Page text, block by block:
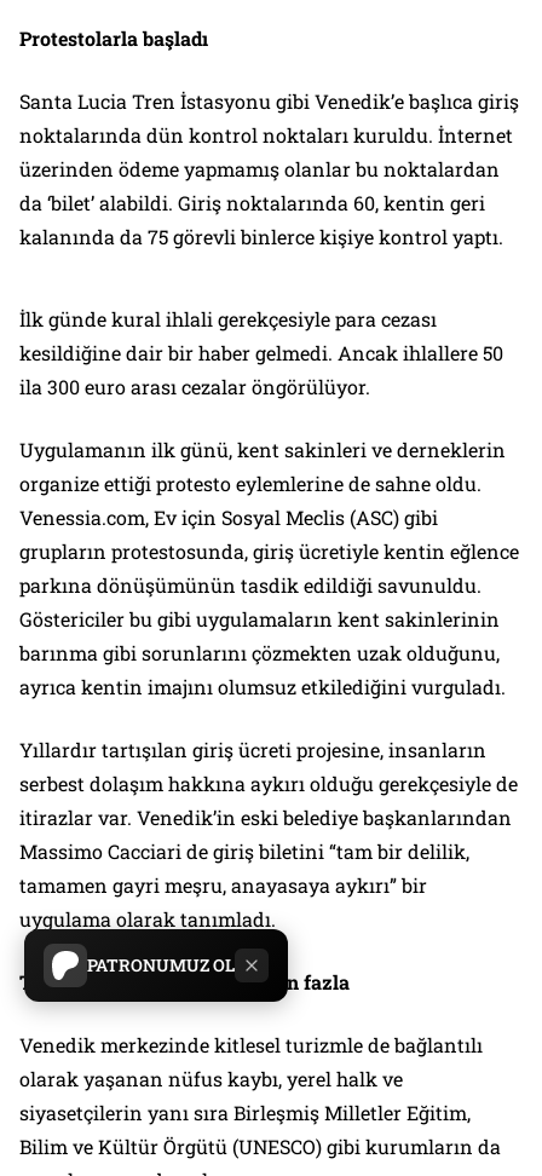
PATRONUMUZ OL
Protestolarla başladı
Santa Lucia Tren İstasyonu gibi Venedik’e başlıca giriş
noktalarında dün kontrol noktaları kuruldu. İnternet
üzerinden ödeme yapmamış olanlar bu noktalardan
da ‘bilet’ alabildi. Giriş noktalarında 60, kentin geri
kalanında da 75 görevli binlerce kişiye kontrol yaptı.
İlk günde kural ihlali gerekçesiyle para cezası
kesildiğine dair bir haber gelmedi. Ancak ihlallere 50
ila 300 euro arası cezalar öngörülüyor.
Uygulamanın ilk günü, kent sakinleri ve derneklerin
organize ettiği protesto eylemlerine de sahne oldu.
Venessia.com, Ev için Sosyal Meclis (ASC) gibi
grupların protestosunda, giriş ücretiyle kentin eğlence
parkına dönüşümünün tasdik edildiği savunuldu.
Göstericiler bu gibi uygulamaların kent sakinlerinin
barınma gibi sorunlarını çözmekten uzak olduğunu,
ayrıca kentin imajını olumsuz etkilediğini vurguladı.
Yıllardır tartışılan giriş ücreti projesine, insanların
serbest dolaşım hakkına aykırı olduğu gerekçesiyle de
itirazlar var. Venedik’in eski belediye başkanlarından
Massimo Cacciari de giriş biletini “tam bir delilik,
tamamen gayri meşru, anayasaya aykırı” bir
uygulama olarak tanımladı.
Turistik yatak sayısı nüfustan fazla
Venedik merkezinde kitlesel turizmle de bağlantılı
olarak yaşanan nüfus kaybı, yerel halk ve
siyasetçilerin yanı sıra Birleşmiş Milletler Eğitim,
Bilim ve Kültür Örgütü (UNESCO) gibi kurumların da